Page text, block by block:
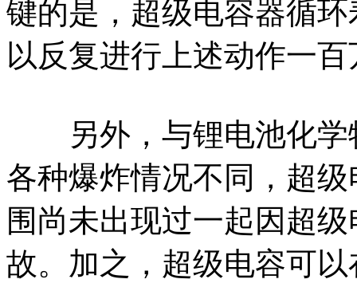
键的是，超级电容器循
以反复进行上述动作一
另外，与锂电池化学
各种爆炸情况不同，超
围尚未出现过一起因超
故。加之，超级电容可